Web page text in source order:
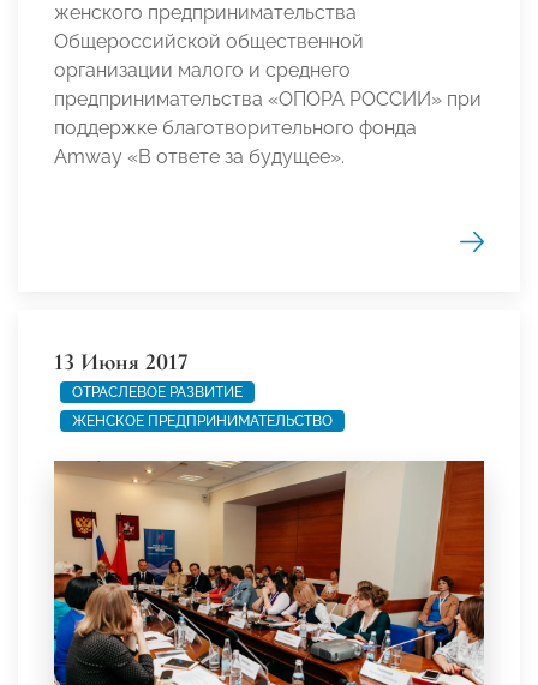
женского предпринимательства
Общероссийской общественной
организации малого и среднего
предпринимательства «ОПОРА РОССИИ» при
поддержке благотворительного фонда
Amway «В ответе за будущее».
13 Июня 2017
ОТРАСЛЕВОЕ РАЗВИТИЕ
ЖЕНСКОЕ ПРЕДПРИНИМАТЕЛЬСТВО